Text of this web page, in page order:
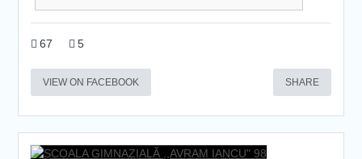
67 5
VIEW ON FACEBOOK SHARE